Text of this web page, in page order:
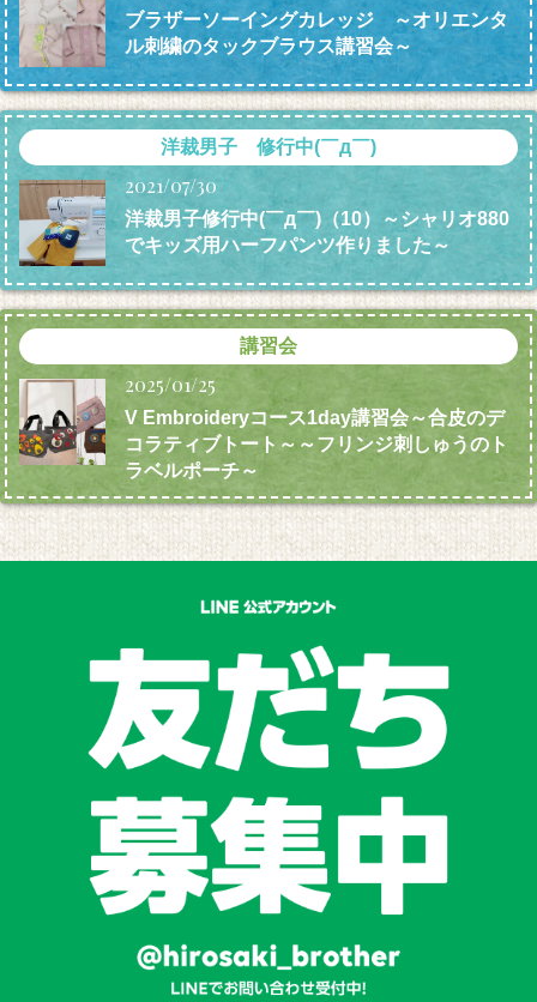
ブラザーソーイングカレッジ ～オリエンタ
ル刺繍のタックブラウス講習会～
洋裁男子 修行中(￣д￣)
2021/07/30
洋裁男子修行中(￣д￣)（10）～シャリオ880
でキッズ用ハーフパンツ作りました～
講習会
2025/01/25
V Embroideryコース1day講習会～合皮のデ
コラティブトート～～フリンジ刺しゅうのト
ラベルポーチ～